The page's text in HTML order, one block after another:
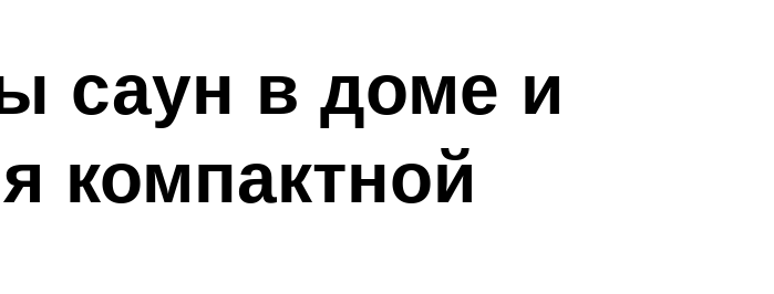
саун в доме и
компактной